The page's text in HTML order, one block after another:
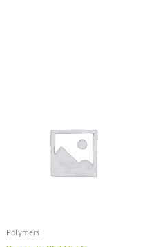
Polymers